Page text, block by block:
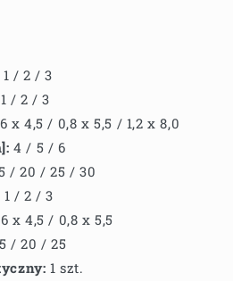
1 / 2 / 3
1 / 2 / 3
x 4,5 / 0,8 x 5,5 / 1,2 x 8,0
4 / 5 / 6
/ 20 / 25 / 30
1 / 2 / 3
x 4,5 / 0,8 x 5,5
/ 20 / 25
1 szt.